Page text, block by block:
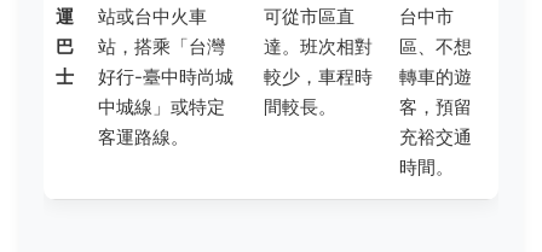
運
巴
士
站或台中火車
站，搭乘「台灣
好行-臺中時尚城
中城線」或特定
客運路線。
可從市區直
達。班次相對
較少，車程時
間較長。
台中市
區、不想
轉車的遊
客，預留
充裕交通
時間。